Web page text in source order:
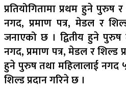
प्रतियोगितामा प्रथम हुने पुरुष
नगद, प्रमाण पत्र, मेडल र
जनाएको छ । द्वितीय हुने
नगद, प्रमाण पत्र, मेडल र शिल्ड
हुने पुरुष तथा महिलालाई नगद
शिल्ड प्रदान गरिने छ ।